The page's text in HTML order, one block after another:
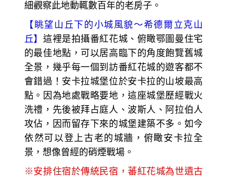
細觀察此地動輒數百年的老房子。
【 眺望山丘下的小城風貌～希德爾立克山
丘】這裡是拍攝番紅花城、俯瞰鄂圖曼住宅
的最佳地點，可以居高臨下的角度飽覽舊城
全景，幾乎每一個到訪番紅花城的遊客都不
會錯過！安卡拉城堡位於安卡拉的山坡最高
點。因為地處戰略要地，這座城堡歷經戰火
洗禮，先後被拜占庭人、波斯人、阿拉伯人
攻佔，因而留存下來的城堡建築不多。如今
依然可以登上古老的城牆，俯瞰安卡拉全
景，想像曾經的硝煙戰場。
※安排住宿於傳統民宿，蕃紅花城為世遺古